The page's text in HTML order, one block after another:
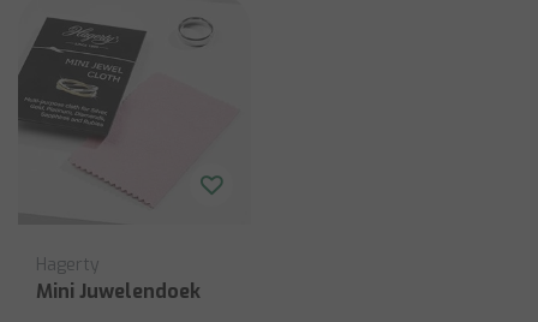
Hagerty
Mini Juwelendoek